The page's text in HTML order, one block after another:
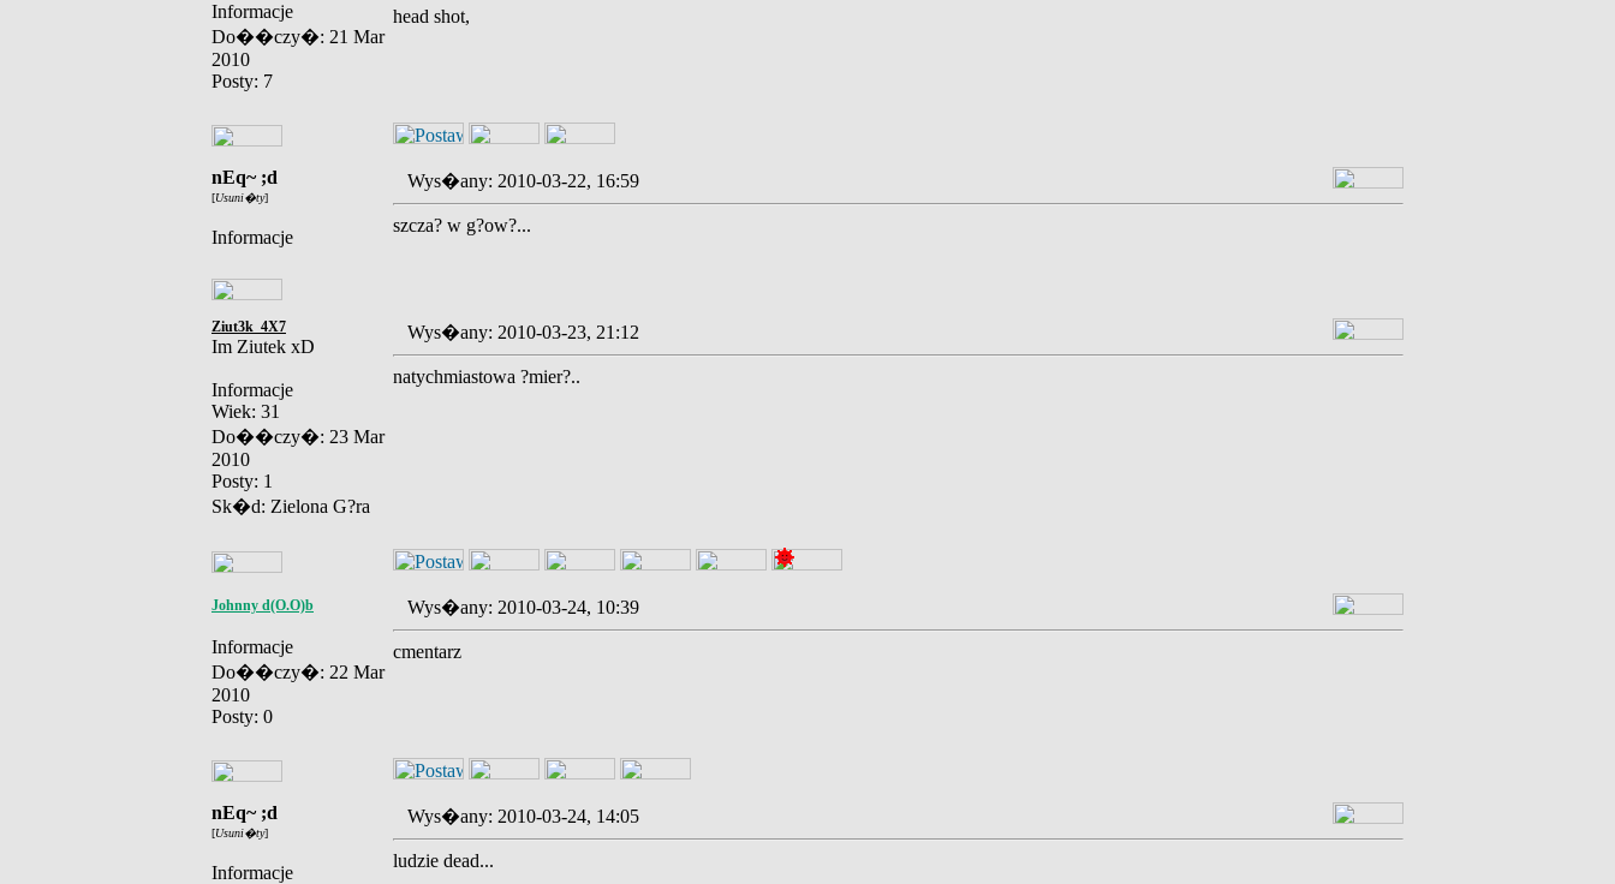
Informacje
Do��czy�: 21 Mar
2010
Posty: 7
head shot,
nEq~ ;d
[Usuni�ty]
Informacje
Wys�any: 2010-03-22, 16:59
szcza? w g?ow?...
Ziut3k_4X7
Im Ziutek xD
Informacje
Wiek: 31
Do��czy�: 23 Mar
2010
Posty: 1
Sk�d: Zielona G?ra
Wys�any: 2010-03-23, 21:12
natychmiastowa ?mier?..
Johnny d(O.O)b
Informacje
Do��czy�: 22 Mar
2010
Posty: 0
Wys�any: 2010-03-24, 10:39
cmentarz
nEq~ ;d
[Usuni�ty]
Informacje
Wys�any: 2010-03-24, 14:05
ludzie dead...